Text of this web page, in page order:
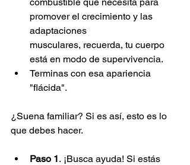
promover el crecimiento y las
adaptaciones
musculares, recuerda, tu cuerpo
está en modo de supervivencia.
Terminas con esa apariencia
"flácida".
¿Suena familiar? Si es así, esto es lo
que debes hacer.
Paso 1. ¡Busca ayuda! Si estás